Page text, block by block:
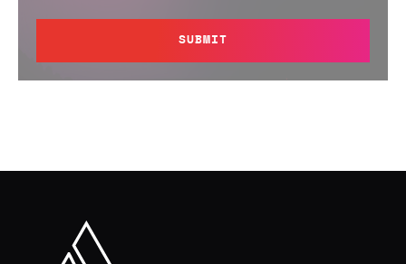
SUBMIT